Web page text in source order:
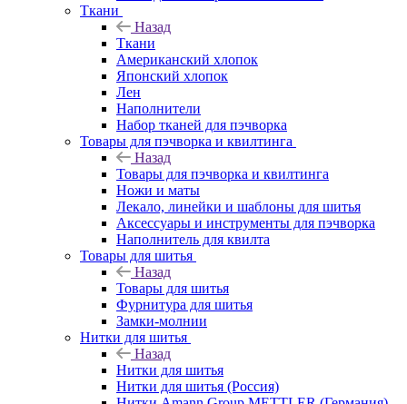
Ткани
Назад
Ткани
Американский хлопок
Японский хлопок
Лен
Наполнители
Набор тканей для пэчворка
Товары для пэчворка и квилтинга
Назад
Товары для пэчворка и квилтинга
Ножи и маты
Лекало, линейки и шаблоны для шитья
Аксессуары и инструменты для пэчворка
Наполнитель для квилта
Товары для шитья
Назад
Товары для шитья
Фурнитура для шитья
Замки-молнии
Нитки для шитья
Назад
Нитки для шитья
Нитки для шитья (Россия)